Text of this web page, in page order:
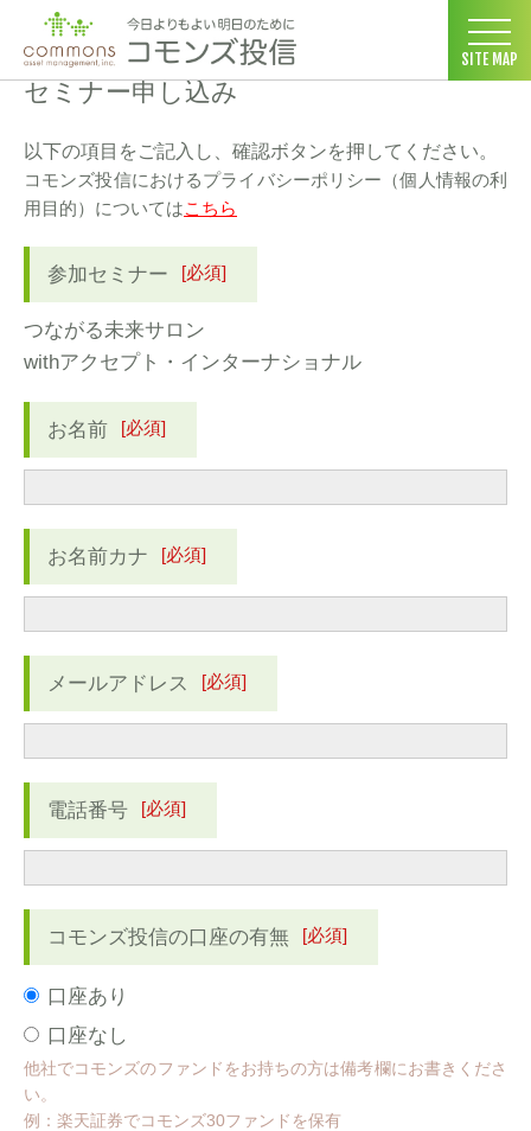
SITE MAP
コモンズ投信 ホーム > セミナー情報>
セミナー申し込み
以下の項目をご記入し、確認ボタンを押してください。
コモンズ投信におけるプライバシーポリシー（個人情報の利
用目的）についてはこちら
参加セミナー [必須]
つながる未来サロン
withアクセプト・インターナショナル
お名前 [必須]
お名前カナ [必須]
メールアドレス [必須]
電話番号 [必須]
コモンズ投信の口座の有無 [必須]
口座あり
口座なし
他社でコモンズのファンドをお持ちの方は備考欄にお書きくださ
い。
例：楽天証券でコモンズ30ファンドを保有